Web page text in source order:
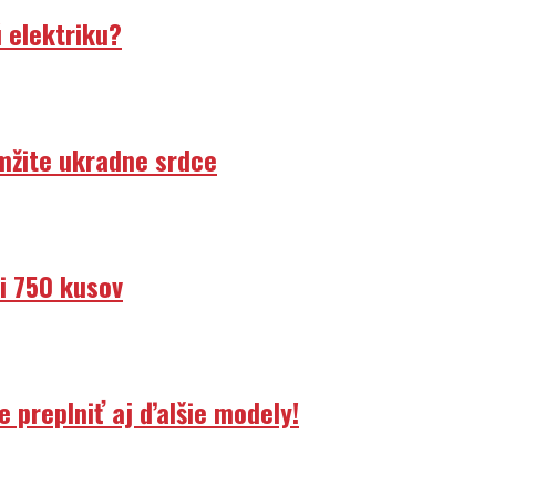
elektriku?
ukradne srdce
750 kusov
preplniť aj ďalšie modely!